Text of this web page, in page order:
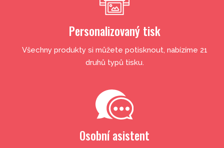
Personalizovaný tisk
Všechny produkty si můžete potisknout, nabízíme 21
druhů typů tisku.
Osobní asistent